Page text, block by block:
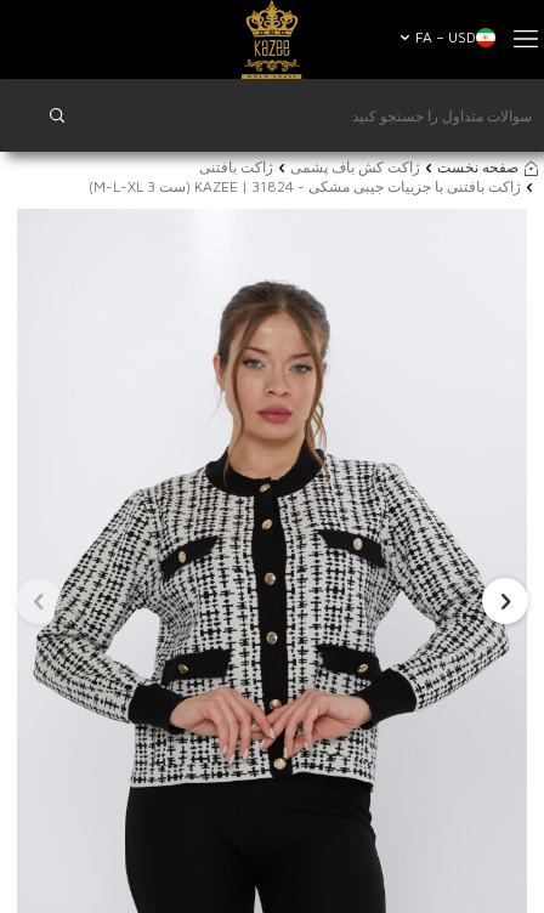
FA − USD
صفحه نخست ژاکت کش باف پشمی
ژاکت بافتنی
ژاکت بافتنی با جزییات جیبی مشکی - 31824 | KAZEE (ست 3 M-L-XL)